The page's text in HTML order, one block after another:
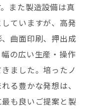
また製造設備は真
ていますが、高発
曲面印刷、押出成
の広い生産・操作
ました。培ったノ
る豊かな発想は、
も良いご提案と製